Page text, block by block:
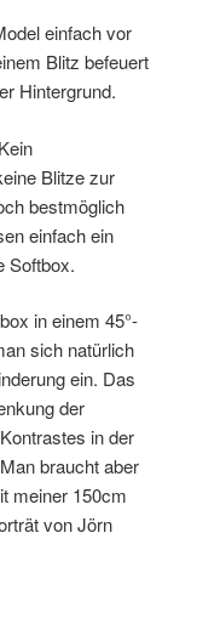
einfach vor
Blitz befeuert
Hintergrund.
Blitze zur
bestmöglich
einfach ein
Softbox.
in einem 45°-
sich natürlich
ein. Das
der
in der
braucht aber
meiner 150cm
von Jörn